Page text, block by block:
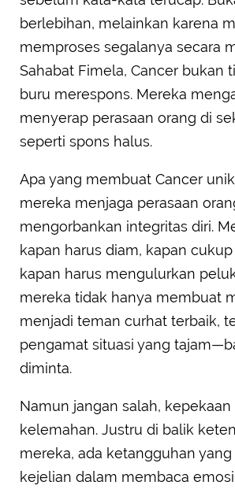
berlebihan, melainkan karena
memproses segalanya secara
Sahabat Fimela, Cancer bukan
buru merespons. Mereka
menyerap perasaan orang di
seperti spons halus.
Apa yang membuat Cancer
mereka menjaga perasaan
mengorbankan integritas diri.
kapan harus diam, kapan
kapan harus mengulurkan
mereka tidak hanya membuat
menjadi teman curhat terbaik,
pengamat situasi yang
diminta.
Namun jangan salah,
kelemahan. Justru di balik
mereka, ada ketangguhan
kejelian dalam membaca